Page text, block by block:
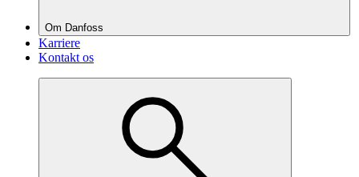
Om Danfoss
Karriere
Kontakt os